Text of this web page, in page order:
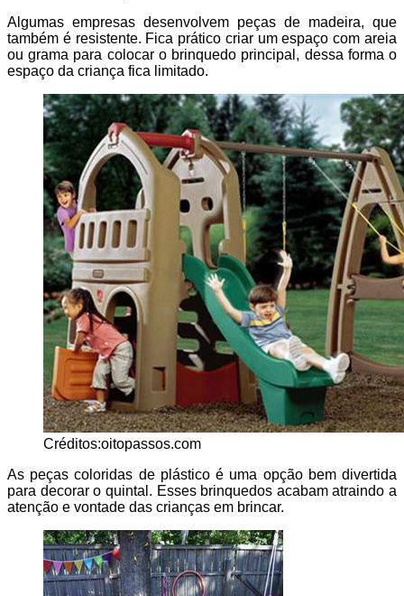
Algumas empresas desenvolvem peças de madeira, que
também é resistente. Fica prático criar um espaço com areia
ou grama para colocar o brinquedo principal, dessa forma o
espaço da criança fica limitado.
Créditos:oitopassos.com
As peças coloridas de plástico é uma opção bem divertida
para decorar o quintal. Esses brinquedos acabam atraindo a
atenção e vontade das crianças em brincar.